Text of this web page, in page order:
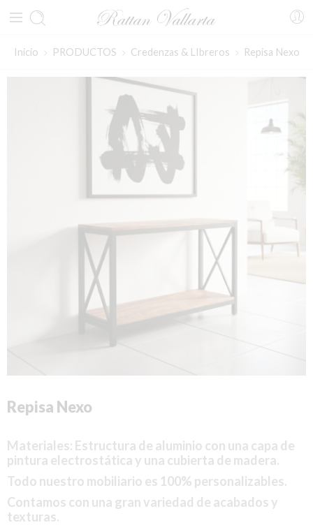
Inicio PRODUCTOS Credenzas & LIbreros Repisa Nexo
Repisa Nexo
Materiales: Estructura de aluminio con una capa de
pintura electrostática y una cubierta de madera.
Todo nuestro mobiliario es 100% personalizables.
Contamos con una gran variedad de acabados y
texturas.